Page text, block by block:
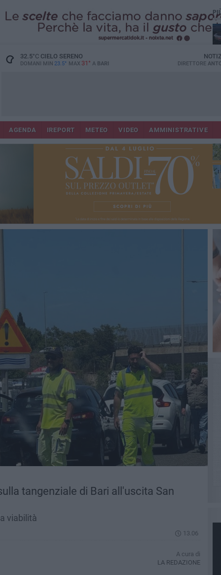
32.5°CCIELO SERENO
DOMANI MIN 23.5° MAX 31° A BARI DIRETTORE
AGENDA IREPORT METEO VIDEO AMMINISTRATIVE
tangenziale di Bari all'uscita San
viabilità
13.06
A cura di
LA REDAZIONE